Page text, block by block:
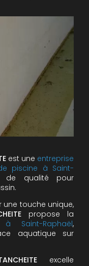
est une entreprise
piscine à Saint-
de qualité pour
une touche unique,
propose la
Saint-Raphaël,
aquatique sur
excelle